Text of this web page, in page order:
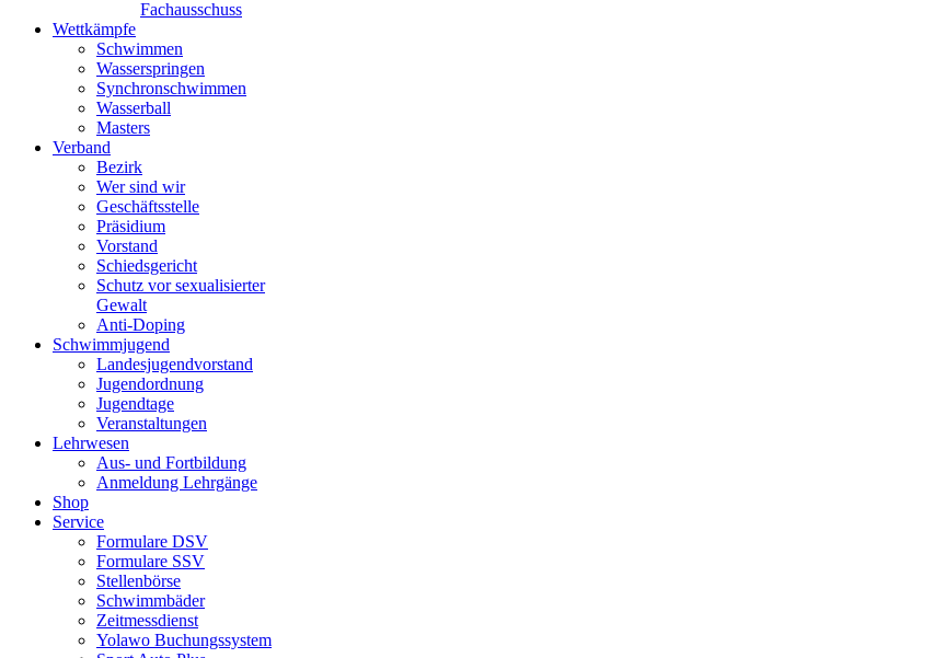
Fachausschuss
Wettkämpfe
Schwimmen
Wasserspringen
Synchronschwimmen
Wasserball
Masters
Verband
Bezirk
Wer sind wir
Geschäftsstelle
Präsidium
Vorstand
Schiedsgericht
Schutz vor sexualisierter
Gewalt
Anti-Doping
Schwimmjugend
Landesjugendvorstand
Jugendordnung
Jugendtage
Veranstaltungen
Lehrwesen
Aus- und Fortbildung
Anmeldung Lehrgänge
Shop
Service
Formulare DSV
Formulare SSV
Stellenbörse
Schwimmbäder
Zeitmessdienst
Yolawo Buchungssystem